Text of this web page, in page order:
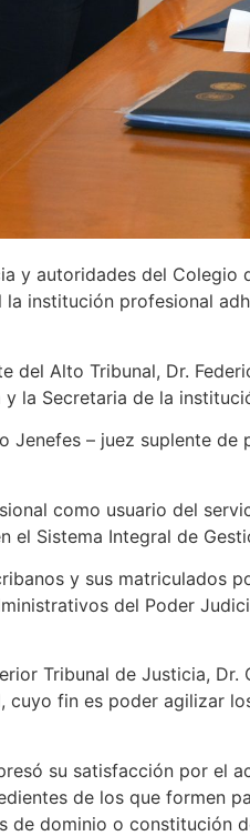
autoridades del Colegio
institución profesional
Alto Tribunal, Dr.
la Secretaria de la
– juez suplente de
como usuario del
el Sistema Integral de
y sus matriculados
del Poder
Tribunal de Justicia, Dr.
fin es poder agilizar
su satisfacción por el
de los que formen
de dominio o constitución